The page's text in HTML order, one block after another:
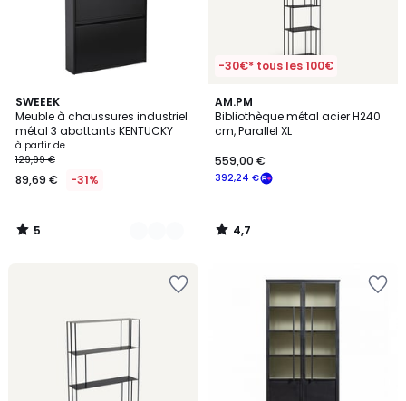
SWEEEK
Meuble à chaussures industriel
métal 3 abattants KENTUCKY
à partir de
129,99 €
89,69 € -31%
5
/
5
2
Couleurs
5
/
-30€* tous les 100€
AM.PM
Bibliothèque métal acier H240
cm, Parallel XL
392,24 €
559,00 €
4,7
/ 5
4,7
/